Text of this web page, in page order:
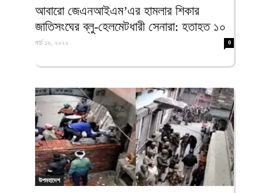
আবারো জেএনআইএম’এর হামলার শিকার
জাতিসংঘের ব্লু-হেলমেটধারী সেনারা: হতাহত ১০
মার্চ ১৯, ২০২২ 0
উপমহাদেশ